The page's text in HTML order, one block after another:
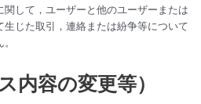
関して，ユーザーと他のユーザーまたは
生じた取引，連絡または紛争等について
内容の変更等）